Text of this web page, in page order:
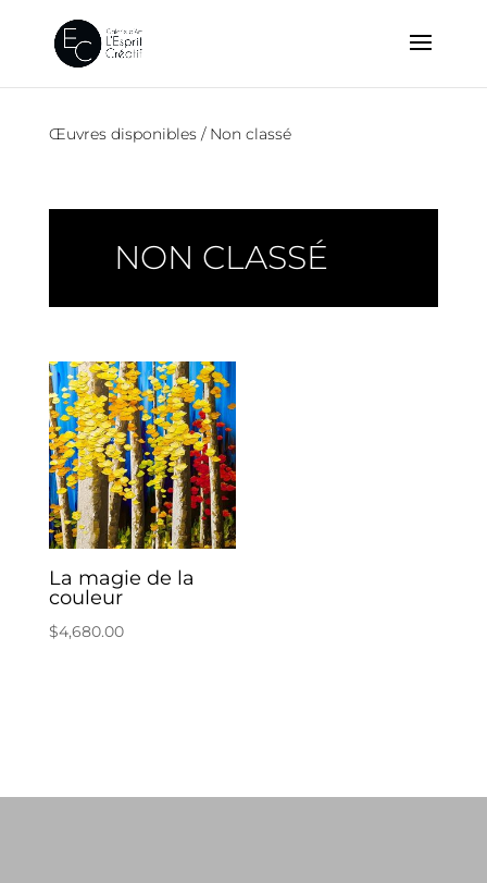
Œuvres disponibles/ Non classé
NON CLASSÉ
La magie de la
couleur
$4,680.00